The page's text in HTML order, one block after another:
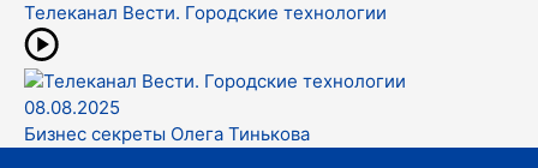
Телеканал Вести. Городские технологии
08.08.2025
Бизнес секреты Олега Тинькова